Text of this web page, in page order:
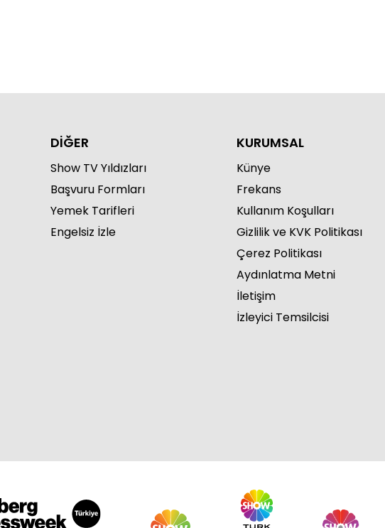
DİĞER
Show TV Yıldızları
Başvuru Formları
Yemek Tarifleri
Engelsiz İzle
KURUMSAL
Künye
Frekans
Kullanım Koşulları
Gizlilik ve KVK Politikası
Çerez Politikası
Aydınlatma Metni
İletişim
İzleyici Temsilcisi